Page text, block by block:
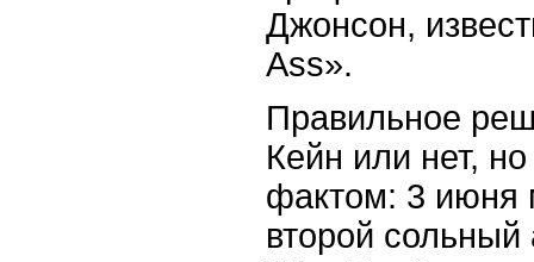
Джонсон,
Ass».
Правильное
Кейн или нет,
фактом: 3 июня
второй